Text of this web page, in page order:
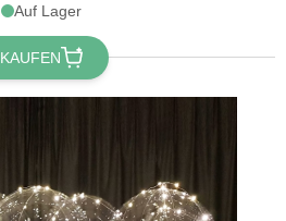
Auf Lager
KAUFEN